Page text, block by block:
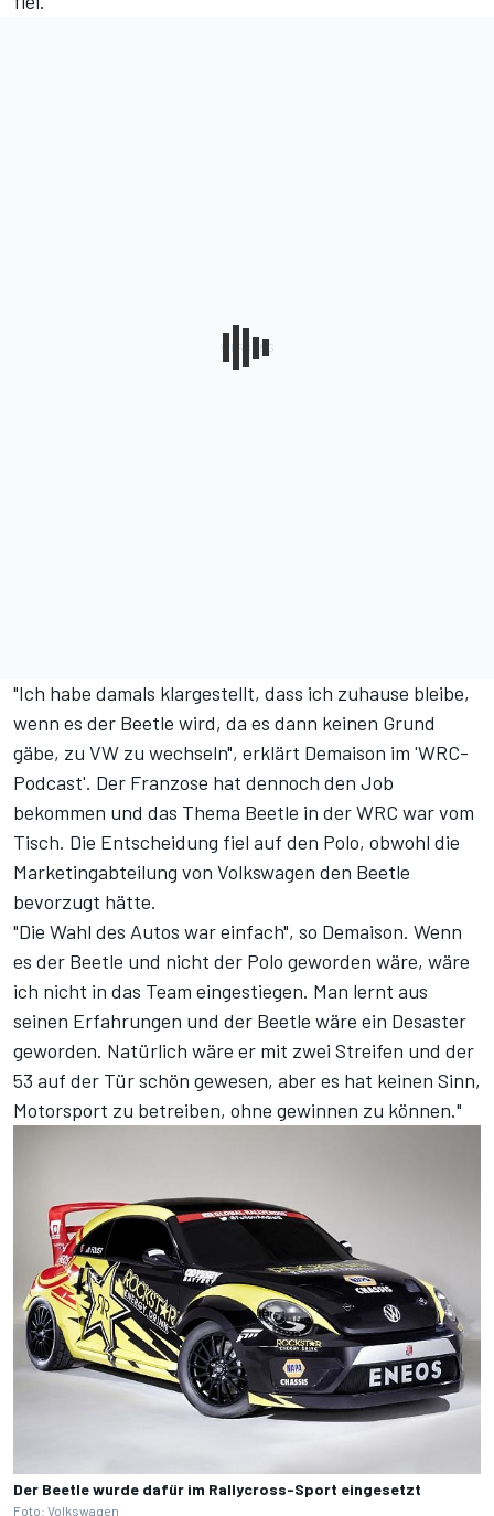
"Ich habe damals klargestellt, dass ich zuhause bleibe,
wenn es der Beetle wird, da es dann keinen Grund
gäbe, zu VW zu wechseln", erklärt Demaison im 'WRC-
Podcast'. Der Franzose hat dennoch den Job
bekommen und das Thema Beetle in der WRC war vom
Tisch. Die Entscheidung fiel auf den Polo, obwohl die
Marketingabteilung von Volkswagen den Beetle
bevorzugt hätte.
"Die Wahl des Autos war einfach", so Demaison. Wenn
es der Beetle und nicht der Polo geworden wäre, wäre
ich nicht in das Team eingestiegen. Man lernt aus
seinen Erfahrungen und der Beetle wäre ein Desaster
geworden. Natürlich wäre er mit zwei Streifen und der
53 auf der Tür schön gewesen, aber es hat keinen Sinn,
Motorsport zu betreiben, ohne gewinnen zu können."
Der Beetle wurde dafür im Rallycross-Sport eingesetzt
Foto: Volkswagen